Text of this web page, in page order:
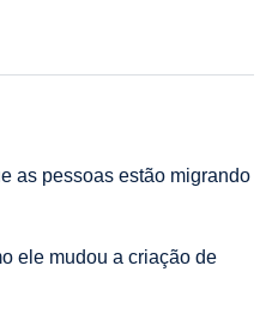
as pessoas estão migrando
ele mudou a criação de